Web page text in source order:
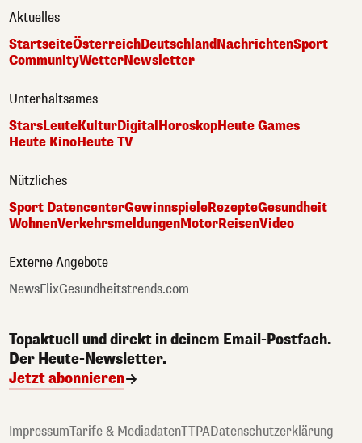
Aktuelles
StartseiteÖsterreichDeutschlandNachrichtenSport
CommunityWetterNewsletter
Unterhaltsames
StarsLeuteKulturDigital HoroskopHeute Games
Heute KinoHeute TV
Nützliches
Sport DatencenterGewinnspieleRezepteGesundheit
WohnenVerkehrsmeldungenMotorReisenVideo
Externe Angebote
NewsFlixGesundheitstrends.com
Topaktuell und direkt in deinem Email-Postfach.
Der Heute-Newsletter.
Jetzt abonnieren
ImpressumTarife & MediadatenTTPADatenschutzerklärung